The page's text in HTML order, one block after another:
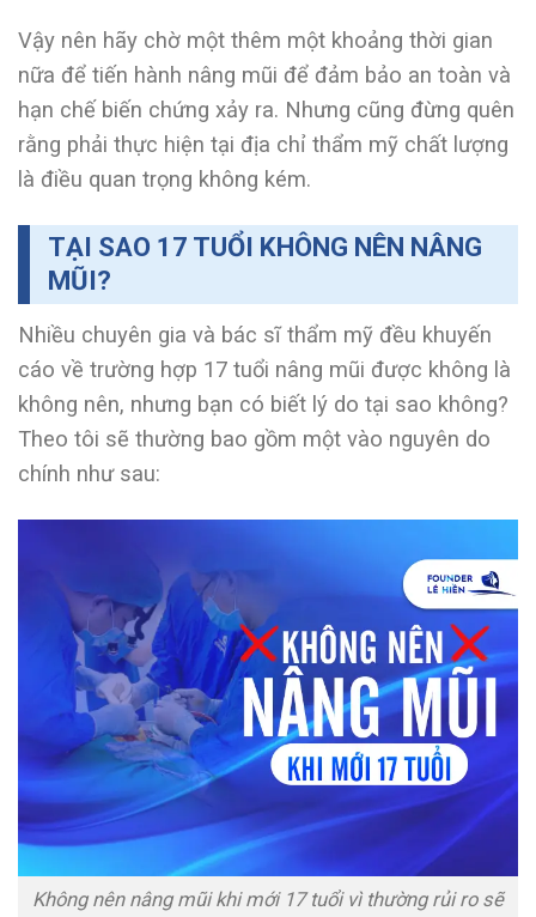
Vậy nên hãy chờ một thêm một khoảng thời gian
nữa để tiến hành nâng mũi để đảm bảo an toàn và
hạn chế biến chứng xảy ra. Nhưng cũng đừng quên
rằng phải thực hiện tại địa chỉ thẩm mỹ chất lượng
là điều quan trọng không kém.
TẠI SAO 17 TUỔI KHÔNG NÊN NÂNG
MŨI?
Nhiều chuyên gia và bác sĩ thẩm mỹ đều khuyến
cáo về trường hợp 17 tuổi nâng mũi được không là
không nên, nhưng bạn có biết lý do tại sao không?
Theo tôi sẽ thường bao gồm một vào nguyên do
chính như sau:
Không nên nâng mũi khi mới 17 tuổi vì thường rủi ro sẽ